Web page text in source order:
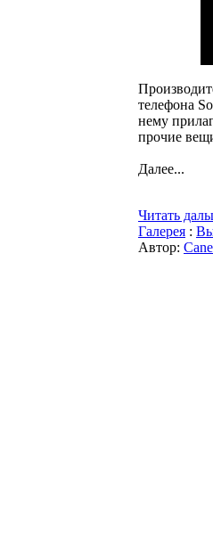
телефона
нему
прочие
Далее...
Читать
Галерея :
Автор: